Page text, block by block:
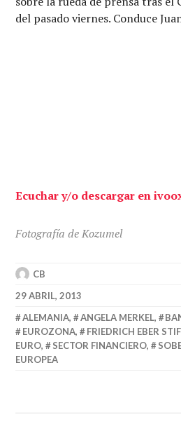
del pasado viernes. Conduce
Ecuchar y/o descargar en
Fotografía de Kozumel
CB
29 ABRIL, 2013
ALEMANIA, ANGELA MERKEL,
EUROZONA, FRIEDRICH EBER
EURO, SECTOR FINANCIERO,
EUROPEA